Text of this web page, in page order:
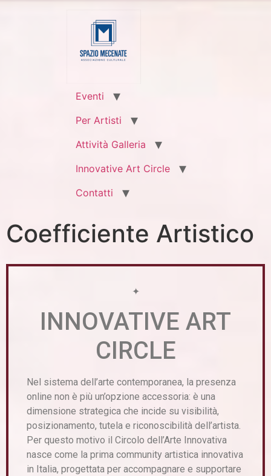
Eventi
Per Artisti
Attività Galleria
Innovative Art Circle
Contatti
Coefficiente Artistico
✦
INNOVATIVE ART
CIRCLE
Nel sistema dell’arte contemporanea, la presenza
online non è più un’opzione accessoria: è una
dimensione strategica che incide su visibilità,
posizionamento, tutela e riconoscibilità dell’artista.
Per questo motivo il Circolo dell’Arte Innovativa
nasce come la prima community artistica innovativa
in Italia, progettata per accompagnare e supportare